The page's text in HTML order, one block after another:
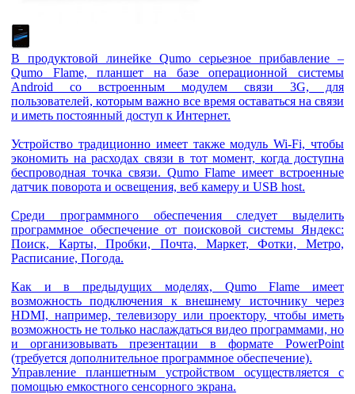
В продуктовой линейке Qumo серьезное прибавление –
Qumo Flame, планшет на базе операционной системы
Android со встроенным модулем связи 3G, для
пользователей, которым важно все время оставаться на связи
и иметь постоянный доступ к Интернет.
Устройство традиционно имеет также модуль Wi-Fi, чтобы
экономить на расходах связи в тот момент, когда доступна
беспроводная точка связи. Qumo Flame имеет встроенные
датчик поворота и освещения, веб камеру и USB host.
Среди программного обеспечения следует выделить
программное обеспечение от поисковой системы Яндекс:
Поиск, Карты, Пробки, Почта, Маркет, Фотки, Метро,
Расписание, Погода.
Как и в предыдущих моделях, Qumo Flame имеет
возможность подключения к внешнему источнику через
HDMI, например, телевизору или проектору, чтобы иметь
возможность не только наслаждаться видео программами, но
и организовывать презентации в формате PowerPoint
(требуется дополнительное программное обеспечение).
Управление планшетным устройством осуществляется с
помощью емкостного сенсорного экрана.